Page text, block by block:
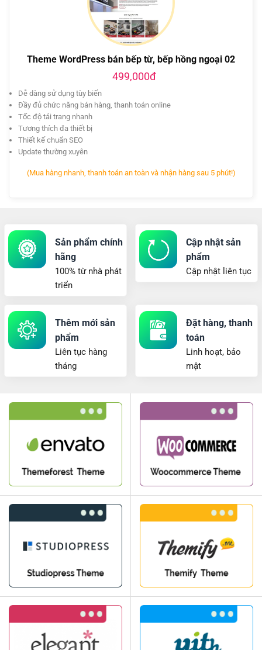
Theme WordPress bán bếp từ, bếp hồng ngoại 02
499,000đ
Dễ dàng sử dụng tùy biến
Đầy đủ chức năng bán hàng, thanh toán online
Tốc độ tải trang nhanh
Tương thích đa thiết bị
Thiết kế chuẩn SEO
Update thường xuyên
(Mua hàng nhanh, thanh toán an toàn và nhận hàng sau 5 phút!)
Sản phẩm chính
hãng
100% từ nhà phát
triển
Cập nhật sản
phẩm
Cập nhật liên tục
Thêm mới sản
phẩm
Liên tục hàng
tháng
Đặt hàng, thanh
toán
Linh hoạt, bảo
mật